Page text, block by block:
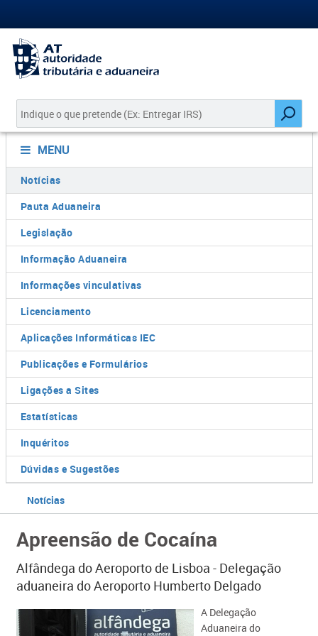
MENU
Notícias
Pauta Aduaneira
Legislação
Informação Aduaneira
Informações vinculativas
Licenciamento
Aplicações Informáticas IEC
Publicações e Formulários
Ligações a Sites
Estatísticas
Inquéritos
Dúvidas e Sugestões
Notícias
Apreensão de Cocaína
Alfândega do Aeroporto de Lisboa - Delegação
aduaneira do Aeroporto Humberto Delgado
A Delegação
Aduaneira do